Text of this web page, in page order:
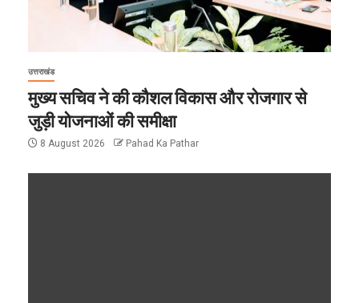
उत्तराखंड
मुख्य सचिव ने की कौशल विकास और रोजगार से
जुड़ी योजनाओं की समीक्षा
8 August 2026 Pahad Ka Pathar